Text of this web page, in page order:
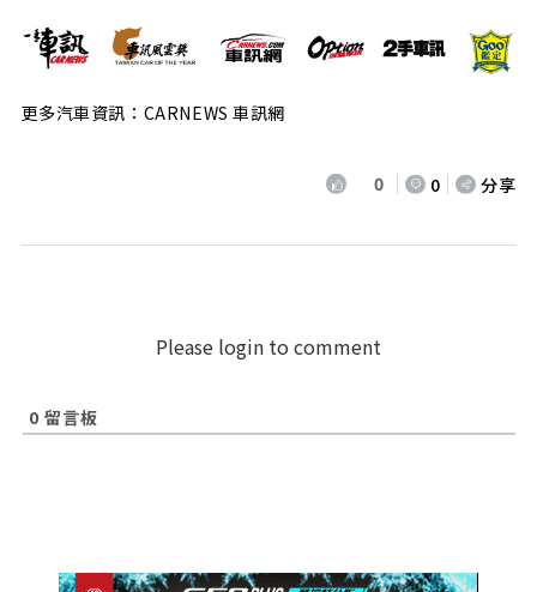
更多汽車資訊：CARNEWS 車訊網
0 0 分享
Please login to comment
0 留言板